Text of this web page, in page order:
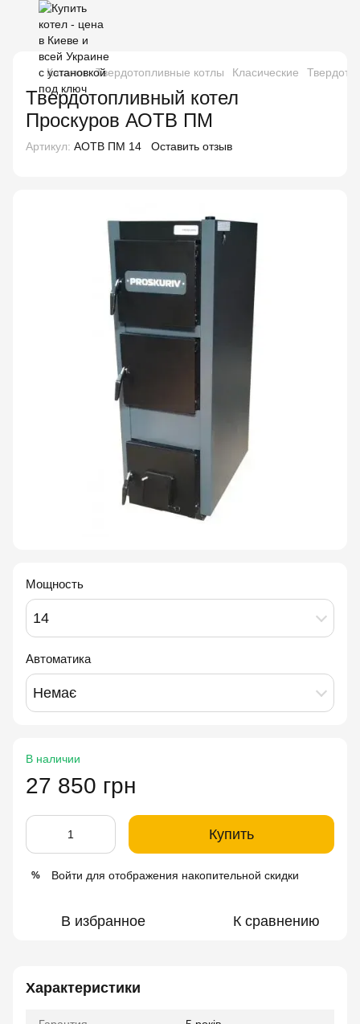
Каталог Твердотопливные котлы Класические
Твердотопливный котел
Проскуров АОТВ ПМ
Артикул: АОТВ ПМ 14 Оставить отзыв
Мощность
14
Автоматика
Немає
В наличии
27 850 грн
Купить
% Войти для отображения накопительной скидки
В избранное К сравнению
Характеристики